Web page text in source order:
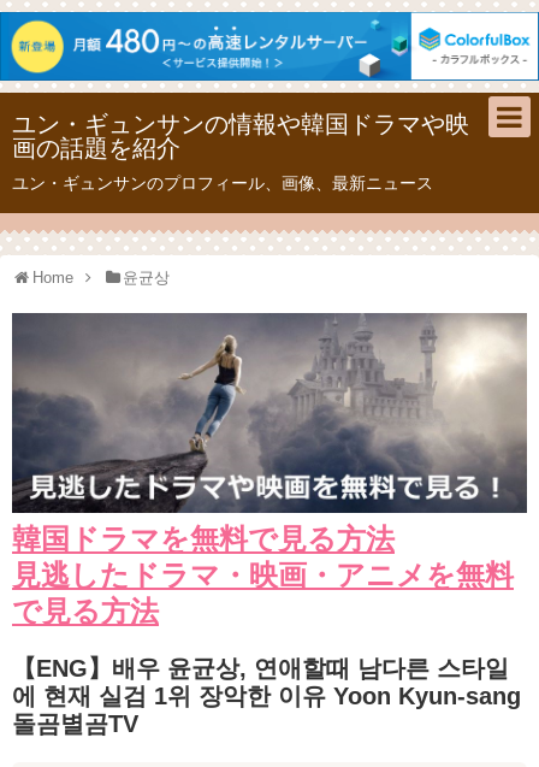
ユン・ギュンサンの情報や韓国ドラマや映
画の話題を紹介
ユン・ギュンサンのプロフィール、画像、最新ニュース
Home 윤균상
韓国ドラマを無料で見る方法
見逃したドラマ・映画・アニメを無料
で見る方法
【ENG】배우 윤균상, 연애할때 남다른 스타일
에 현재 실검 1위 장악한 이유 Yoon Kyun-sang
돌곰별곰TV